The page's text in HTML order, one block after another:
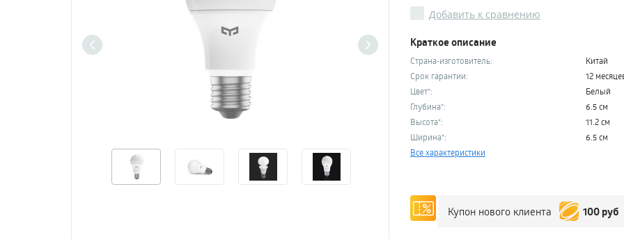
Добавить к сравнению
Краткое описание
Страна-изготовитель:
Китай
Срок гарантии:
12
Цвет*:
Белый
Глубина*:
6.5 см
Высота*:
11.2 см
Ширина*:
6.5 см
Все характеристики
Купон нового клиента 100 руб